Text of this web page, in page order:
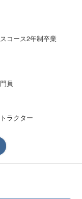
コース2年制卒業
員
ラクター
ナー